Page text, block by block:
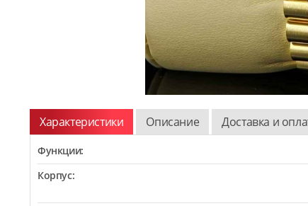
Характеристики Описание Доставка и
Функции:
Корпус: